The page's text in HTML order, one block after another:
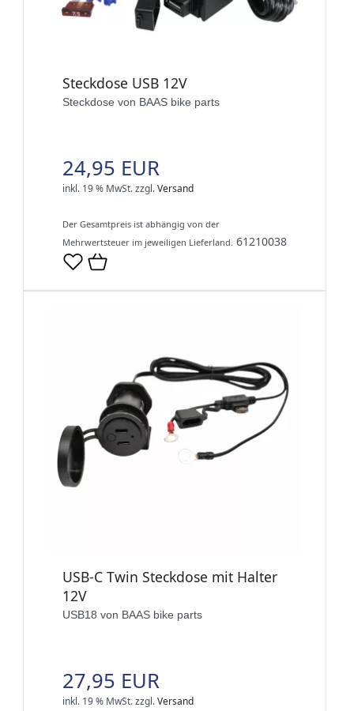
Steckdose USB 12V
Steckdose von BAAS bike parts
24,95 EUR
inkl. 19 % MwSt.zzgl.Versand
Der Gesamtpreis ist abhängig von der
Mehrwertsteuer im jeweiligen Lieferland. 61210038
USB-C Twin Steckdose mit Halter
12V
USB18 von BAAS bike parts
27,95 EUR
inkl. 19 % MwSt.zzgl.Versand